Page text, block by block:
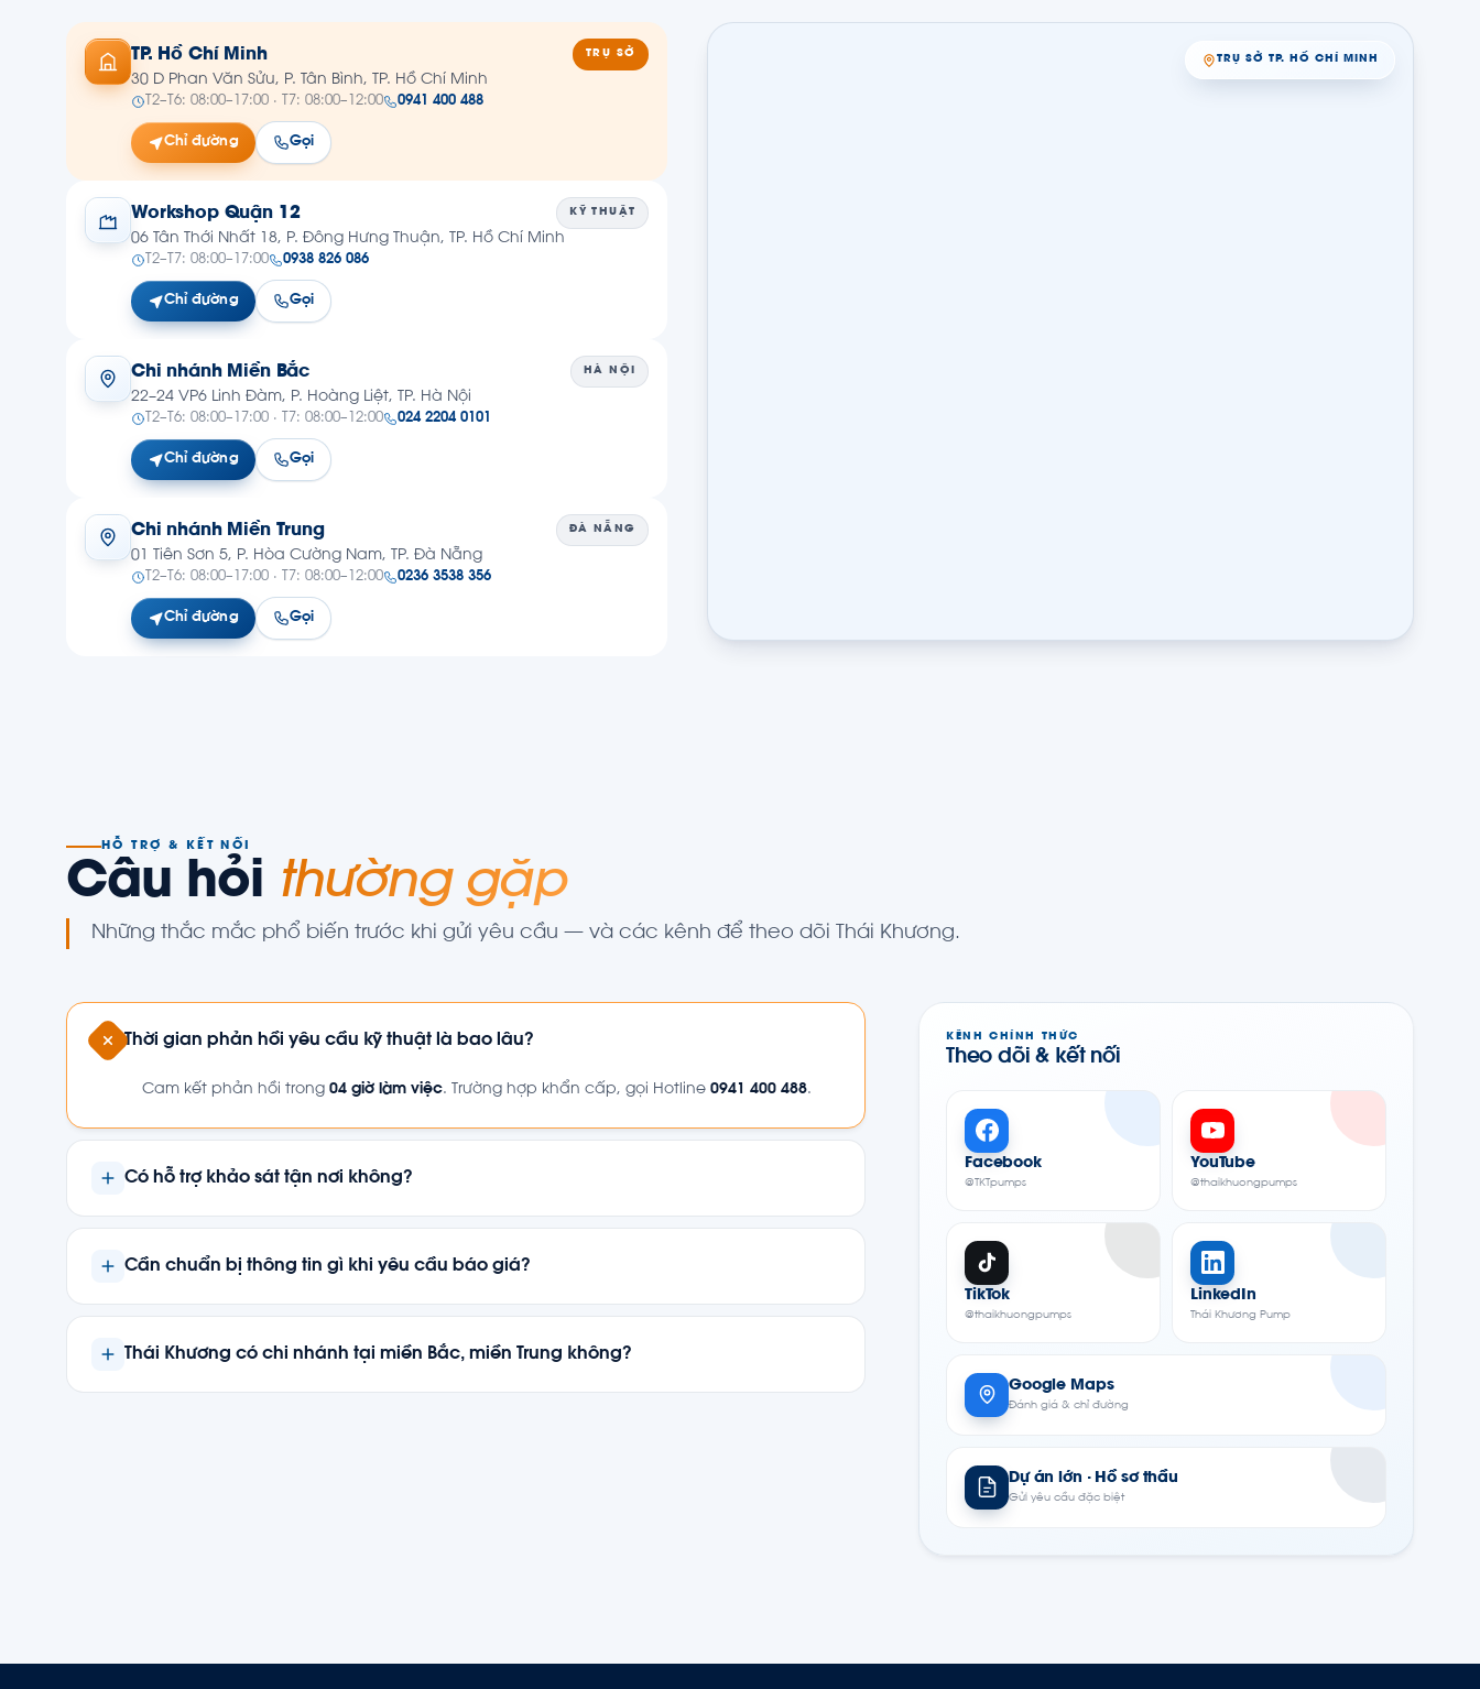
TP. Hồ Chí Minh TRỤ SỞ
30 D Phan Văn Sửu, P. Tân Bình, TP. Hồ Chí Minh
T2–T6: 08:00–17:00 · T7: 08:00–12:00 0941 400 488
Chỉ đường Gọi
Workshop Quận 12 KỸ THUẬT
06 Tân Thới Nhất 18, P. Đông Hưng Thuận, TP. Hồ Chí Minh
T2–T7: 08:00–17:00 0938 826 086
Chỉ đường Gọi
Chi nhánh Miền Bắc HÀ NỘI
22–24 VP6 Linh Đàm, P. Hoàng Liệt, TP. Hà Nội
T2–T6: 08:00–17:00 · T7: 08:00–12:00 024 2204 0101
Chỉ đường Gọi
Chi nhánh Miền Trung ĐÀ NẴNG
01 Tiên Sơn 5, P. Hòa Cường Nam, TP. Đà Nẵng
T2–T6: 08:00–17:00 · T7: 08:00–12:00 0236 3538 356
Chỉ đường Gọi
TRỤ SỞ TP. HỒ CHÍ MINH
HỖ TRỢ & KẾT NỐI
Câu hỏi thường gặp
Những thắc mắc phổ biến trước khi gửi yêu cầu — và các kênh để theo dõi Thái Khương.
Thời gian phản hồi yêu cầu kỹ thuật là bao lâu?
Cam kết phản hồi trong 04 giờ làm việc. Trường hợp khẩn cấp, gọi Hotline 0941 400 488.
Có hỗ trợ khảo sát tận nơi không?
Có. Đội ngũ kỹ thuật đến tận nhà máy khảo sát, đo đạc thông số. Dịch vụhoàn toàn miễn
phí
Cần chuẩn bị thông tin gì khi yêu cầu báo giá?
Cung cấp:loại lưu chất,lưu lượng (m³/h),cột áp (m), nhiệt độ và tiêu chuẩn ngành (ATEX,
Thái Khương có chi nhánh tại miền Bắc, miền Trung không?
KÊNH CHÍNH THỨC
Theo dõi & kết nối
Facebook
@TKTpumps
YouTube
@thaikhuongpumps
TikTok
@thaikhuongpumps
LinkedIn
Thái Khương Pump
Google Maps
Đánh giá & chỉ đường
Dự án lớn · Hồ sơ thầu
Gửi yêu cầu đặc biệt